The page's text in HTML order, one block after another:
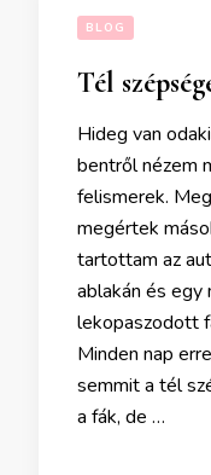
BLOG
Tél
Hideg van
bentről nézem
felismerek.
megértek
tartottam az
ablakán és
lekopaszodott
Minden nap
semmit a tél
a fák, de …